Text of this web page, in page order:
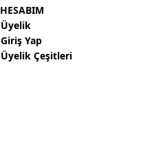
HESABIM
Üyelik
Giriş Yap
Üyelik Çeşitleri